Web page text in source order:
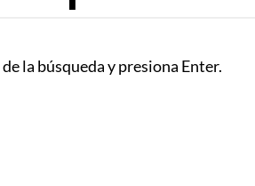
la búsqueda y presiona Enter.